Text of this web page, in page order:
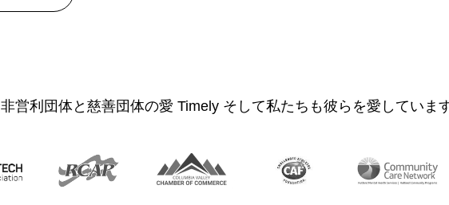
非営利団体と慈善団体の愛 Timely そして私たちも彼らを愛していま